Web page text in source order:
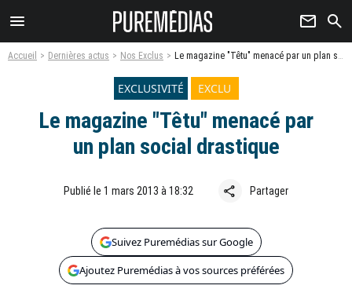
menu newsletter search
Accueil Dernières actus Nos Exclus Le magazine "Têtu" menacé par un plan social drastique
EXCLUSIVITÉ EXCLU
Le magazine "Têtu" menacé par
un plan social drastique
Publié le 1 mars 2013 à 18:32 share Partager
Suivez Puremédias sur Google
Ajoutez Puremédias à vos sources préférées